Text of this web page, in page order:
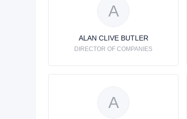
A
ALAN CLIVE BUTLER
DIRECTOR OF COMPANIES
A